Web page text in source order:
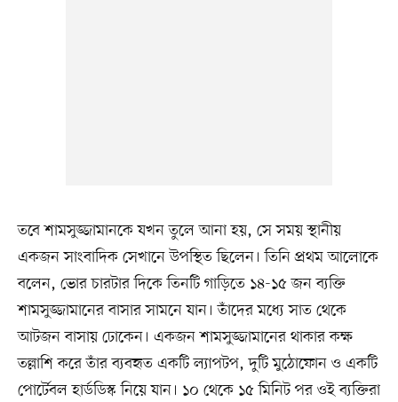
তবে শামসুজ্জামানকে যখন তুলে আনা হয়, সে সময় স্থানীয়
একজন সাংবাদিক সেখানে উপস্থিত ছিলেন। তিনি প্রথম আলোকে
বলেন, ভোর চারটার দিকে তিনটি গাড়িতে ১৪-১৫ জন ব্যক্তি
শামসুজ্জামানের বাসার সামনে যান। তাঁদের মধ্যে সাত থেকে
আটজন বাসায় ঢোকেন। একজন শামসুজ্জামানের থাকার কক্ষ
তল্লাশি করে তাঁর ব্যবহৃত একটি ল্যাপটপ, দুটি মুঠোফোন ও একটি
পোর্টেবল হার্ডডিস্ক নিয়ে যান। ১০ থেকে ১৫ মিনিট পর ওই ব্যক্তিরা